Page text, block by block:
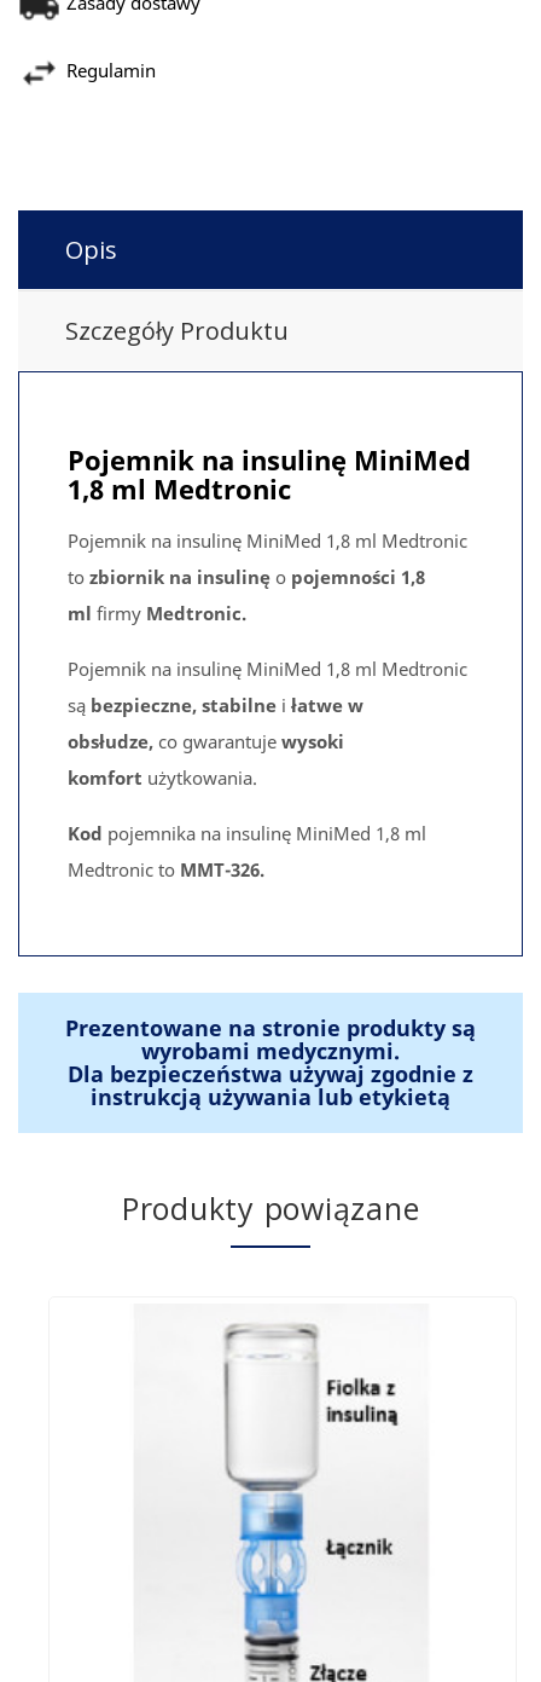
Regulamin
Opis
Szczegóły Produktu
Pojemnik na insulinę MiniMed
1,8 ml Medtronic
Pojemnik na insulinę MiniMed 1,8 ml Medtronic
to zbiornik na insulinę o pojemności 1,8
ml firmy Medtronic.
Pojemnik na insulinę MiniMed 1,8 ml Medtronic
są bezpieczne, stabilne i łatwe w
obsłudze, co gwarantuje wysoki
komfort użytkowania.
Kod pojemnika na insulinę MiniMed 1,8 ml
Medtronic to MMT-326.
Prezentowane na stronie produkty są
wyrobami medycznymi.
Dla bezpieczeństwa używaj zgodnie z
instrukcją używania lub etykietą
Produkty powiązane